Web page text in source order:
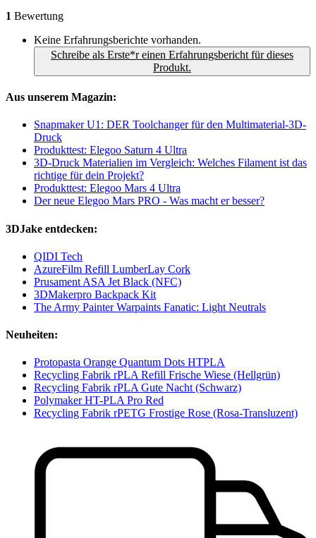
1 Bewertung
Keine Erfahrungsberichte vorhanden.
Schreibe als Erste*r einen Erfahrungsbericht für dieses
Produkt.
Aus unserem Magazin:
Snapmaker U1: DER Toolchanger für den Multimaterial-3D-
Druck
Produkttest: Elegoo Saturn 4 Ultra
3D-Druck Materialien im Vergleich: Welches Filament ist das
richtige für dein Projekt?
Produkttest: Elegoo Mars 4 Ultra
Der neue Elegoo Mars PRO - Was macht er besser?
3DJake entdecken:
QIDI Tech
AzureFilm Refill LumberLay Cork
Prusament ASA Jet Black (NFC)
3DMakerpro Backpack Kit
The Army Painter Warpaints Fanatic: Light Neutrals
Neuheiten:
Protopasta Orange Quantum Dots HTPLA
Recycling Fabrik rPLA Refill Frische Wiese (Hellgrün)
Recycling Fabrik rPLA Gute Nacht (Schwarz)
Polymaker HT-PLA Pro Red
Recycling Fabrik rPETG Frostige Rose (Rosa-Transluzent)